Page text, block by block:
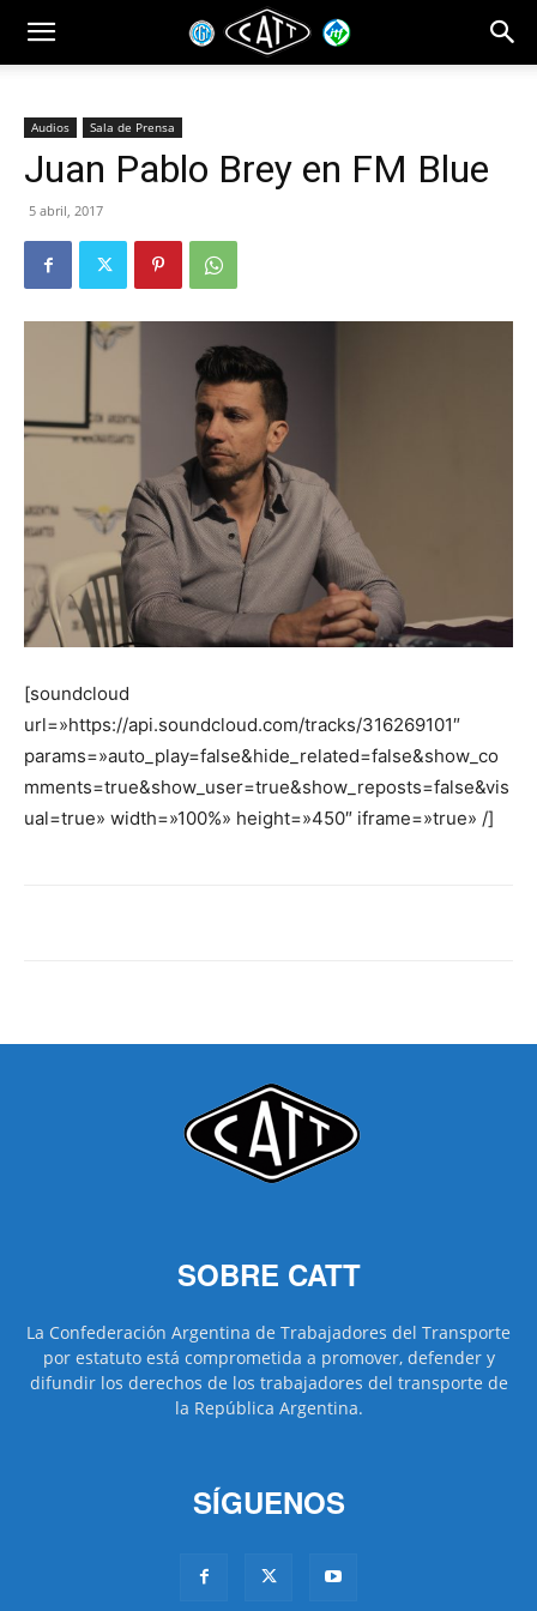
Audios Sala de Prensa
Juan Pablo Brey en FM Blue
5 abril, 2017
[soundcloud
url=»https://api.soundcloud.com/tracks/316269101″
params=»auto_play=false&hide_related=false&show_co
mments=true&show_user=true&show_reposts=false&vis
ual=true» width=»100%» height=»450″ iframe=»true» /]
SOBRE CATT
La Confederación Argentina de Trabajadores del Transporte
por estatuto está comprometida a promover, defender y
difundir los derechos de los trabajadores del transporte de
la República Argentina.
SÍGUENOS